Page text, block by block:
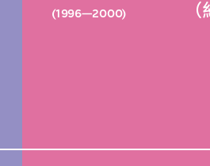
(1996—2000)